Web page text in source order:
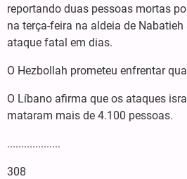
reportando duas pessoas mortas
na terça-feira na aldeia de
ataque fatal em dias.
O Hezbollah prometeu enfrentar
O Líbano afirma que os ataques
mataram mais de 4.100 pessoas.
...................
308